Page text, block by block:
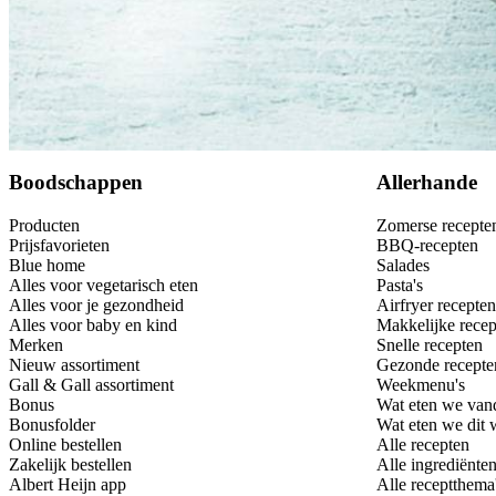
Boodschappen
Producten
Prijsfavorieten
Blue home
Alles voor vegetarisch eten
Alles voor je gezondheid
Alles voor baby en kind
Merken
Nieuw assortiment
Gall & Gall assortiment
Bonus
Bonusfolder
Online bestellen
Zakelijk bestellen
Albert Heijn app
Allerhande
Zomerse
BBQ-recepten
Salades
Pasta's
Airfryer recepten
Makkelijke
Snelle recepten
Gezonde
Weekmenu's
Wat eten we
Wat eten we dit
Alle recepten
Alle ingrediënten
Alle